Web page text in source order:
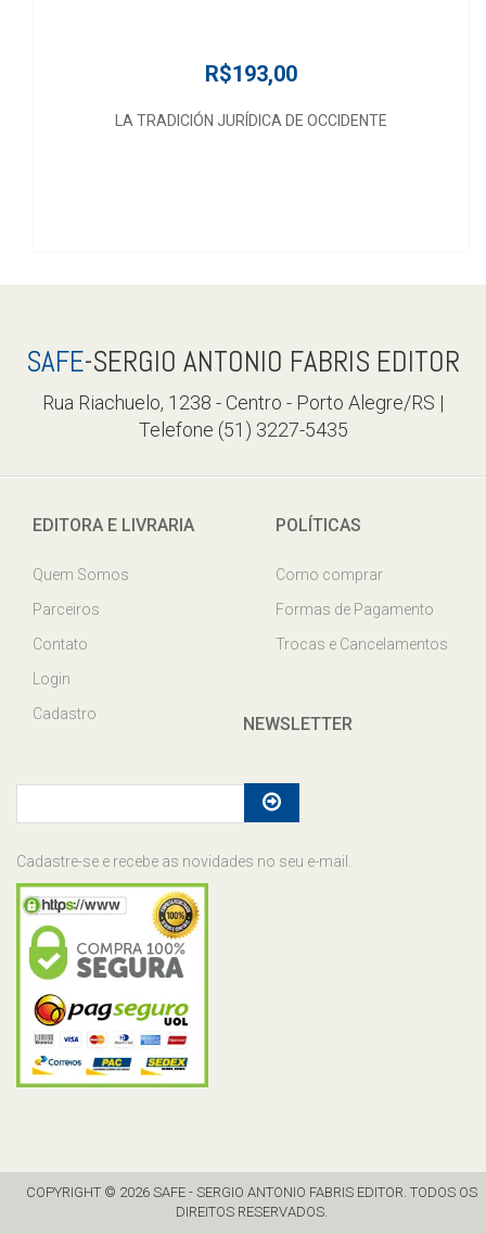
R$193,00
LA TRADICIÓN JURÍDICA DE OCCIDENTE
SAFE-SERGIO ANTONIO FABRIS EDITOR
Rua Riachuelo, 1238 - Centro - Porto Alegre/RS |
Telefone (51) 3227-5435
EDITORA E LIVRARIA
Quem Somos
Parceiros
Contato
Login
Cadastro
POLÍTICAS
Como comprar
Formas de Pagamento
Trocas e Cancelamentos
NEWSLETTER
Cadastre-se e recebe as novidades no seu e-mail.
COPYRIGHT © 2026 SAFE - SERGIO ANTONIO FABRIS EDITOR. TODOS OS
DIREITOS RESERVADOS.